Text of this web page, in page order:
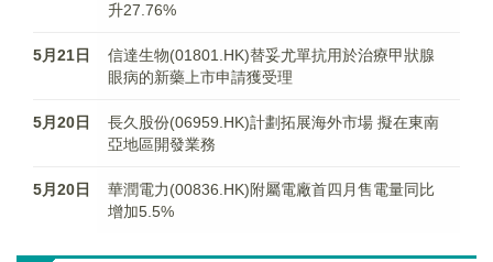
升27.76%
5月21日
信達生物(01801.HK)替妥尤單抗用於治療甲狀腺
眼病的新藥上市申請獲受理
5月20日
長久股份(06959.HK)計劃拓展海外市場 擬在東南
亞地區開發業務
5月20日
華潤電力(00836.HK)附屬電廠首四月售電量同比
增加5.5%